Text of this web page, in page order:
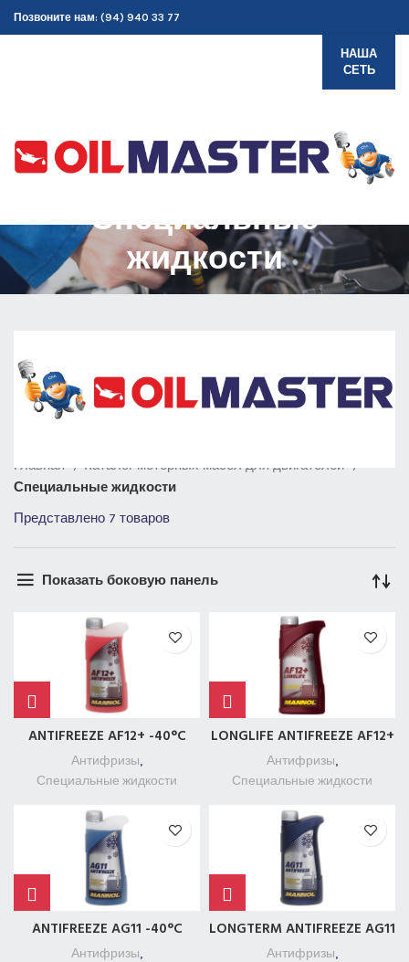
Позвоните нам: (94) 940 33 77
НАША
СЕТЬ
Специальные
жидкости
Главная
Каталог моторных масел для двигателей
Специальные жидкости
Представлено 7 товаров
Показать боковую панель
ANTIFREEZE AF12+ -40°C
Антифризы,
Специальные жидкости
LONGLIFE ANTIFREEZE AF12+
Антифризы,
Специальные жидкости
ANTIFREEZE AG11 -40°C
Антифризы,
LONGTERM ANTIFREEZE AG11
Антифризы,